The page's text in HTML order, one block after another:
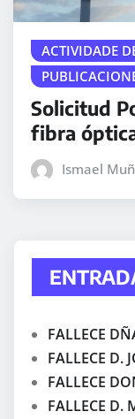
ACTIVIDADE
Solicitud
fibra
Ismael
FALLECE
FALLECE D.
FALLECE
FALLECE D.